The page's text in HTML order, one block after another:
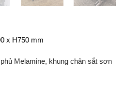
x H750 mm
Melamine, khung chân sắt sơn